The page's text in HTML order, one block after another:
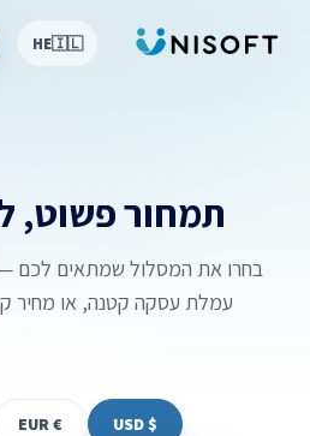
🇮🇱
HE
תמחור פשוט,
בחרו את המסלול שמתאים לכם
עמלת עסקה קטנה, או מחיר
$
USD
€
EUR